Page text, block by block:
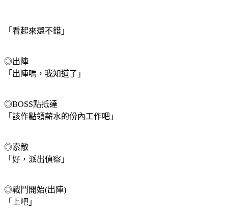
「看起來還不錯」
◎出陣
「出陣嗎，我知道了」
◎BOSS點抵達
「該作點領薪水的份內工作吧」
◎索敵
「好，派出偵察」
◎戰鬥開始(出陣)
「上吧」